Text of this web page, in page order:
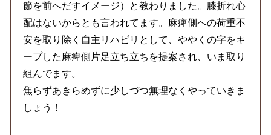
節を前へだすイメージ）と教わりました。膝折れ心
配はないからとも言われてます。麻痺側への荷重不
安を取り除く自主リハビリとして、ややくの字をキ
ープした麻痺側片足立ち立ちを提案され、いま取り
組んでます。
焦らずあきらめずに少しづつ無理なくやっていきま
しょう！